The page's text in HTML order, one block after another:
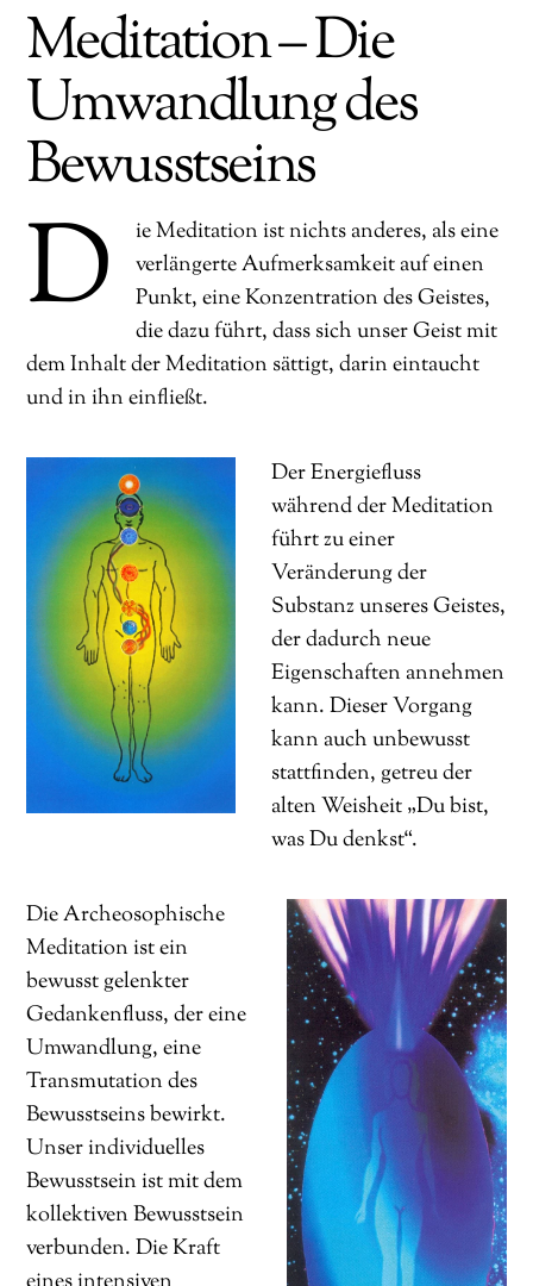
Meditation – Die
Umwandlung des
Bewusstseins
D
ie Meditation ist nichts anderes, als eine
verlängerte Aufmerksamkeit auf einen
Punkt, eine Konzentration des Geistes,
die dazu führt, dass sich unser Geist mit
dem Inhalt der Meditation sättigt, darin eintaucht
und in ihn einfließt.
Der Energiefluss
während der Meditation
führt zu einer
Veränderung der
Substanz unseres Geistes,
der dadurch neue
Eigenschaften annehmen
kann. Dieser Vorgang
kann auch unbewusst
stattfinden, getreu der
alten Weisheit „Du bist,
was Du denkst“.
Die Archeosophische
Meditation ist ein
bewusst gelenkter
Gedankenfluss, der eine
Umwandlung, eine
Transmutation des
Bewusstseins bewirkt.
Unser individuelles
Bewusstsein ist mit dem
kollektiven Bewusstsein
verbunden. Die Kraft